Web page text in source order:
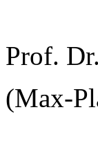
Prof.
(Max-